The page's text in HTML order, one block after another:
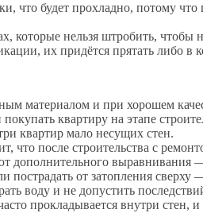
что будет прохладно, потому
которые нельзя штробить, чтобы
их придётся прятать либо в
материалом и при хорошем
квартиру на этапе
квартир мало несущих стен.
что после строительства с
дополнительного выравнивания
от затопления сверху
воду и не допустить
прокладывается внутри стен,